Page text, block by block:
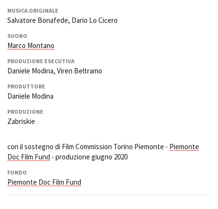
MUSICA ORIGINALE
Salvatore Bonafede, Dario Lo Cicero
SUONO
Marco Montano
PRODUZIONE ESECUTIVA
Daniele Modina, Viren Beltramo
PRODUTTORE
Daniele Modina
PRODUZIONE
Zabriskie
con il sostegno di Film Commission Torino Piemonte - Piemonte
Doc Film Fund - produzione giugno 2020
FONDO
Piemonte Doc Film Fund